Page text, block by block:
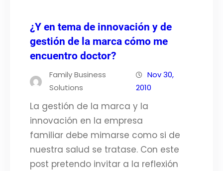
¿Y en tema de innovación y de
gestión de la marca cómo me
encuentro doctor?
Family Business
Solutions
Nov 30,
2010
La gestión de la marca y la
innovación en la empresa
familiar debe mimarse como si de
nuestra salud se tratase. Con este
post pretendo invitar a la reflexión